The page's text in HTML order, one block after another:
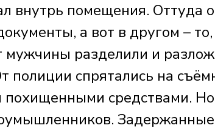
внутрь помещения. Оттуда
а вот в другом –
мужчины разделили и
полиции спрятались на
похищенными средствами. Но
Задержанные